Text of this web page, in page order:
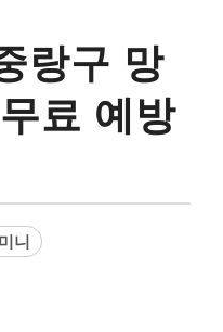
랑구 망
료 예방
니